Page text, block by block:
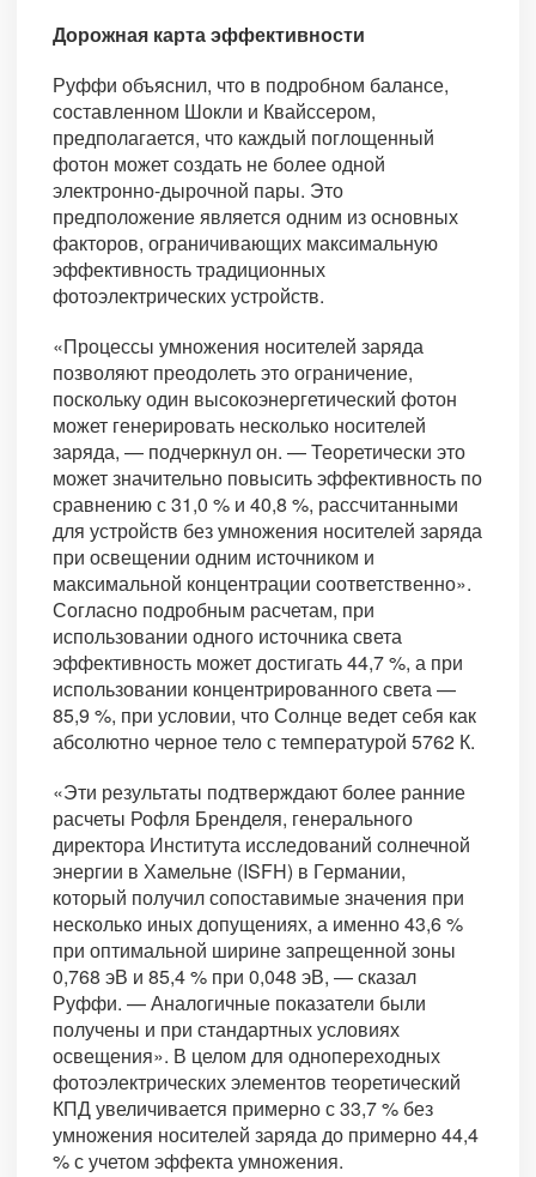
Дорожная карта эффективности
Руффи объяснил, что в подробном балансе,
составленном Шокли и Квайссером,
предполагается, что каждый поглощенный
фотон может создать не более одной
электронно-дырочной пары. Это
предположение является одним из основных
факторов, ограничивающих максимальную
эффективность традиционных
фотоэлектрических устройств.
«Процессы умножения носителей заряда
позволяют преодолеть это ограничение,
поскольку один высокоэнергетический фотон
может генерировать несколько носителей
заряда, — подчеркнул он. — Теоретически это
может значительно повысить эффективность по
сравнению с 31,0 % и 40,8 %, рассчитанными
для устройств без умножения носителей заряда
при освещении одним источником и
максимальной концентрации соответственно».
Согласно подробным расчетам, при
использовании одного источника света
эффективность может достигать 44,7 %, а при
использовании концентрированного света —
85,9 %, при условии, что Солнце ведет себя как
абсолютно черное тело с температурой 5762 К.
«Эти результаты подтверждают более ранние
расчеты Рофля Бренделя, генерального
директора Института исследований солнечной
энергии в Хамельне (ISFH) в Германии,
который получил сопоставимые значения при
несколько иных допущениях, а именно 43,6 %
при оптимальной ширине запрещенной зоны
0,768 эВ и 85,4 % при 0,048 эВ, — сказал
Руффи. — Аналогичные показатели были
получены и при стандартных условиях
освещения». В целом для однопереходных
фотоэлектрических элементов теоретический
КПД увеличивается примерно с 33,7 % без
умножения носителей заряда до примерно 44,4
% с учетом эффекта умножения.